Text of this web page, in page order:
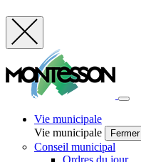
Fermer
recherche
Vie municipale
Vie municipale
Fermer
Conseil municipal